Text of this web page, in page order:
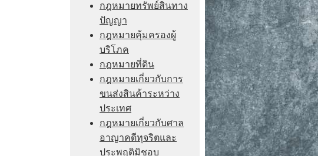
กฎหมายทรัพย์สินทาง
ปัญญา
กฎหมายคุ้มครองผู้
บริโภค
กฎหมายที่ดิน
กฎหมายเกี่ยวกับการ
ขนส่งสินค้าระหว่าง
ประเทศ
กฎหมายเกี่ยวกับศาล
อาญาคดีทุจริตและ
ประพฤติมิชอบ